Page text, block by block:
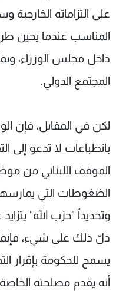
على التزاماته
المناسب عندما يحين
داخل مجلس الوزراء،
المجتمع الدولي.
لكن في المقابل، فإن
بانطباعات لا تدعو إلى
الموقف اللبناني من
الضغوطات التي
وتحديداً "حزب الله"
دلّ ذلك على شيء،
يسمح للحكومة بإقرار
أنه يقدم مصلحته الخاصة